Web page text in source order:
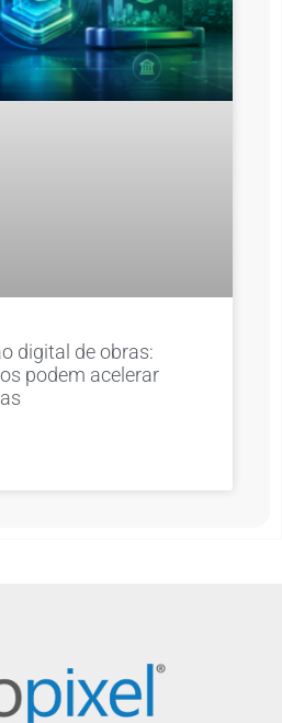
digital de obras:
podem acelerar